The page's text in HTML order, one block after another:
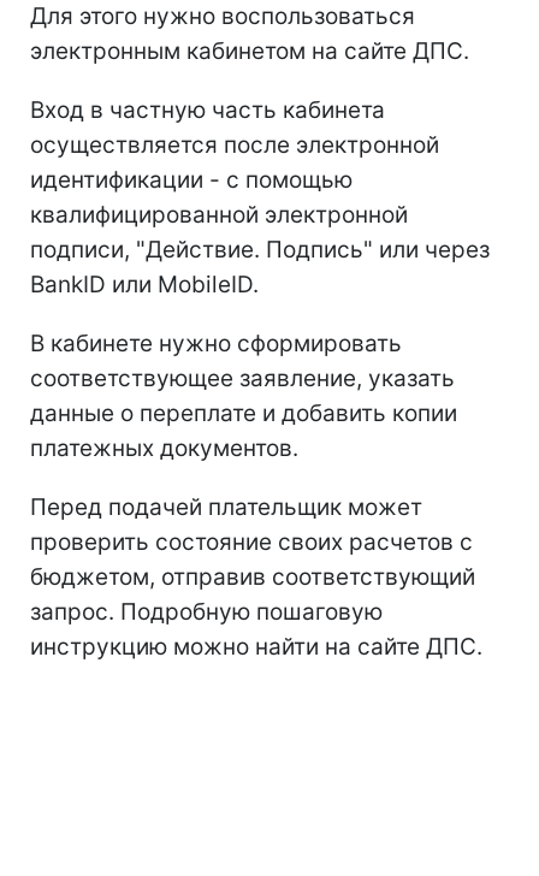
Для этого нужно воспользоваться
электронным кабинетом на сайте ДПС.
Вход в частную часть кабинета
осуществляется после электронной
идентификации - с помощью
квалифицированной электронной
подписи, "Действие. Подпись" или через
BankID или MobileID.
В кабинете нужно сформировать
соответствующее заявление, указать
данные о переплате и добавить копии
платежных документов.
Перед подачей плательщик может
проверить состояние своих расчетов с
бюджетом, отправив соответствующий
запрос. Подробную пошаговую
инструкцию можно найти на сайте ДПС.